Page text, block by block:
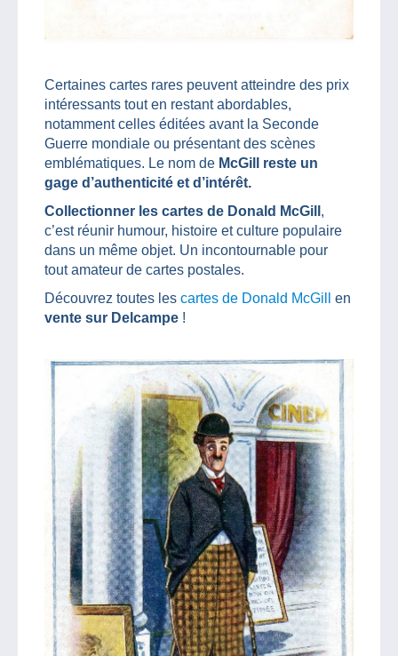
Certaines cartes rares peuvent atteindre des prix
intéressants tout en restant abordables,
notamment celles éditées avant la Seconde
Guerre mondiale ou présentant des scènes
emblématiques. Le nom de McGill reste un
gage d’authenticité et d’intérêt.
Collectionner les cartes de Donald McGill ,
c’est réunir humour, histoire et culture populaire
dans un même objet. Un incontournable pour
tout amateur de cartes postales.
Découvrez toutes les cartes de Donald McGill
en
vente sur Delcampe !